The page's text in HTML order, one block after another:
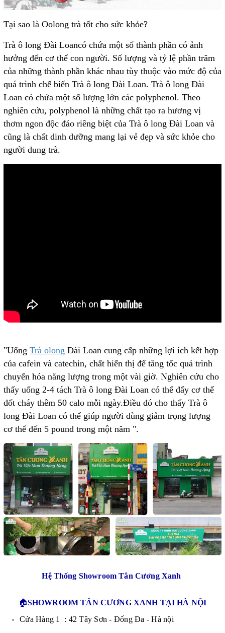
Tại sao là Oolong trà tốt cho sức khỏe?
Trà ô long Đài Loancó chứa một số thành phần có ảnh
hưởng đến cơ thể con người. Số lượng và tỷ lệ phần trăm
của những thành phần khác nhau tùy thuộc vào mức độ của
quá trình chế biến Trà ô long Đài Loan. Trà ô long Đài
Loan có chứa một số lượng lớn các polyphenol. Theo
nghiên cứu, polyphenol là những chất tạo ra hương vị
thơm ngon độc đáo riêng biệt của Trà ô long Đài Loan và
cũng là chất dinh dưỡng mang lại vẻ đẹp và sức khỏe cho
người dung trà.
"Uống Trà olong Đài Loan cung cấp những lợi ích kết hợp
của cafein và catechin, chất hiển thị để tăng tốc quá trình
chuyển hóa năng lượng trong một vài giờ. Nghiên cứu cho
thấy uống 2-4 tách Trà ô long Đài Loan có thể đẩy cơ thể
đốt cháy thêm 50 calo mỗi ngày.Điều đó cho thấy Trà ô
long Đài Loan có thể giúp người dùng giảm trọng lượng
cơ thể đến 5 pound trong một năm ".
Hệ Thống Showroom Tân Cương Xanh
🏠SHOWROOM TÂN CƯƠNG XANH TẠI HÀ NỘI
Cửa Hàng 1 : 42 Tây Sơn - Đống Đa - Hà nội